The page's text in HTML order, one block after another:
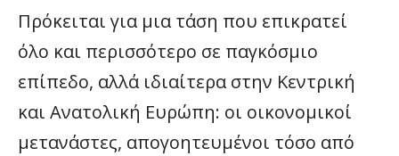
Πρόκειται για μια τάση που επικρατεί
όλο και περισσότερο σε παγκόσμιο
επίπεδο, αλλά ιδιαίτερα στην Κεντρική
και Ανατολική Ευρώπη: οι οικονομικοί
μετανάστες, απογοητευμένοι τόσο από